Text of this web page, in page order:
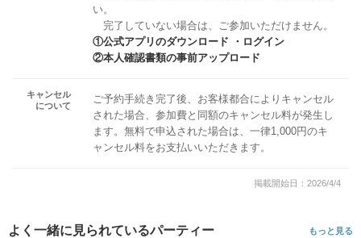
い。
完了していない場合は、ご参加いただけません。
①公式アプリのダウンロード ・ログイン
②本人確認書類の事前アップロード
キャンセル
について
ご予約手続き完了後、お客様都合によりキャンセル
された場合、参加費と同額のキャンセル料が発生し
ます。無料で申込された場合は、一律1,000円のキ
ャンセル料をお支払いいただきます。
掲載開始日：2026/4/4
よく一緒に見られているパーティー もっと見る